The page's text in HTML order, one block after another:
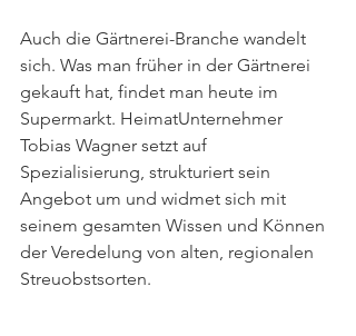
Auch die Gärtnerei-Branche wandelt
sich. Was man früher in der Gärtnerei
gekauft hat, findet man heute im
Supermarkt. HeimatUnternehmer
Tobias Wagner setzt auf
Spezialisierung, strukturiert sein
Angebot um und widmet sich mit
seinem gesamten Wissen und Können
der Veredelung von alten, regionalen
Streuobstsorten.